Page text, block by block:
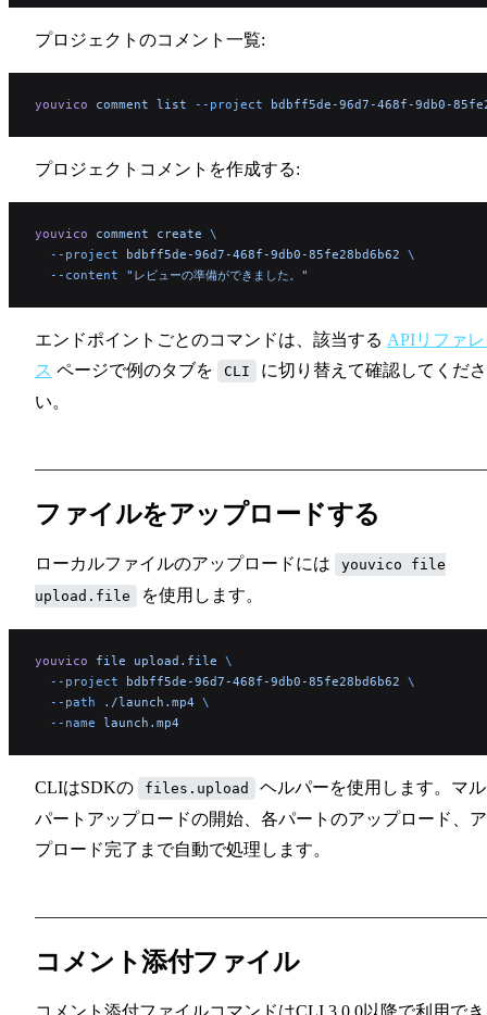
プロジェクトのコメント一覧:
youvico comment list --project bdbff5de-96d7-468f-9db0-
プロジェクトコメントを作成する:
youvico comment create \
  --project
bdbff5de-96d7-468f-9db0-85fe28bd6b62 \
  --content
"レビューの準備ができました。"
エンドポイントごとのコマンドは、該当する APIリファ
ス ページで例のタブを CLI
に切り替えて確認してくださ
い。
ファイルをアップロードする
ローカルファイルのアップロードには
youvico file
upload.file
を使用します。
youvico file upload.file \
  --project
bdbff5de-96d7-468f-9db0-85fe28bd6b62 \
  --path
./launch.mp4 \
  --name
launch.mp4
CLIはSDKの files.upload
ヘルパーを使用します。マ
パートアップロードの開始、各パートのアップロード、
プロード完了まで自動で処理します。
コメント添付ファイル
コメント添付ファイルコマンドはCLI 3.0.0以降で利用で